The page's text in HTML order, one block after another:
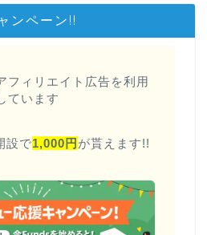
ンペーン!!
フィリエイト広告を利用
ています
設で1,000円 が貰えます!!